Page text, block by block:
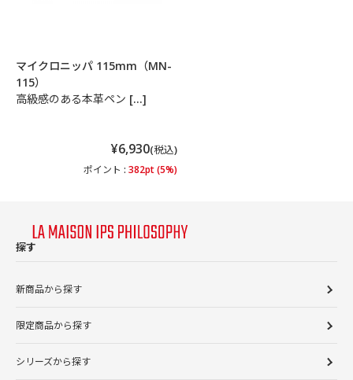
マイクロニッパ 115mm（MN-
115）
高級感のある本革ペン […]
¥6,930(税込)
ポイント : 382pt (5%)
探す
新商品から探す
限定商品から探す
シリーズから探す